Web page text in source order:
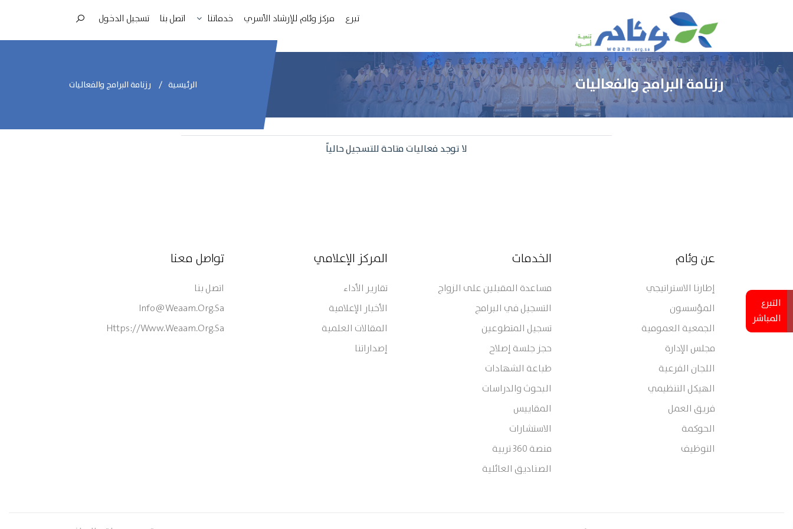
تبرع مركز وئام للإرشاد الأسري خدماتنا اتصل بنا تسجيل الدخول
رزنامة البرامج والفعاليات الرئيسية رزنامة البرامج والفعاليات
لا توجد فعاليات متاحة للتسجيل حالياً
عن وئام
إطارنا الاستراتيجي
المؤسسون
الجمعية العمومية
مجلس الإدارة
اللجان الفرعية
الهيكل التنظيمي
فريق العمل
الحوكمة
التوظيف
الخدمات
مساعدة المقبلين على الزواج
التسجيل في البرامج
تسجيل المتطوعين
حجز جلسة إصلاح
طباعة الشهادات
البحوث والدراسات
المقاييس
الاستشارات
منصة 360 تربية
الصناديق العائلية
المركز الإعلامي
تقارير الأداء
الأخبار الإعلامية
المقالات العلمية
إصداراتنا
تواصل معنا
اتصل بنا
Info@weaam.org.sa
Https://www.weaam.org.sa
التبرع
المباشر